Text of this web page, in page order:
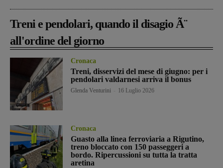
Treni e pendolari, quando il disagio Ã¨
all'ordine del giorno
Cronaca
Treni, disservizi del mese di giugno: per i
pendolari valdarnesi arriva il bonus
Glenda Venturini 16 Luglio 2026
Cronaca
Guasto alla linea ferroviaria a Rigutino,
treno bloccato con 150 passeggeri a
bordo. Ripercussioni su tutta la tratta
aretina